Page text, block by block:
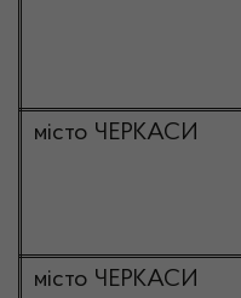
місто ЧЕРКАСИ
місто ЧЕРКАСИ